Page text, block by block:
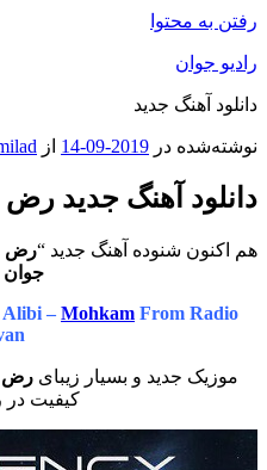
جدید
در 2019-09-14 ازmilad
آهنگ جدید رض و
شنوده آهنگ جدید “رض و علی بی
باشید
Rez Ft Alibi –MohkamFrom
جدید و بسیار زیبایرض و علی
کیفیت در رادیو جوان